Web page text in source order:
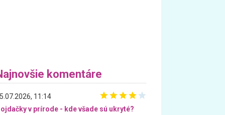
komentáre
11:14
v prírode - kde všade sú ukryté?